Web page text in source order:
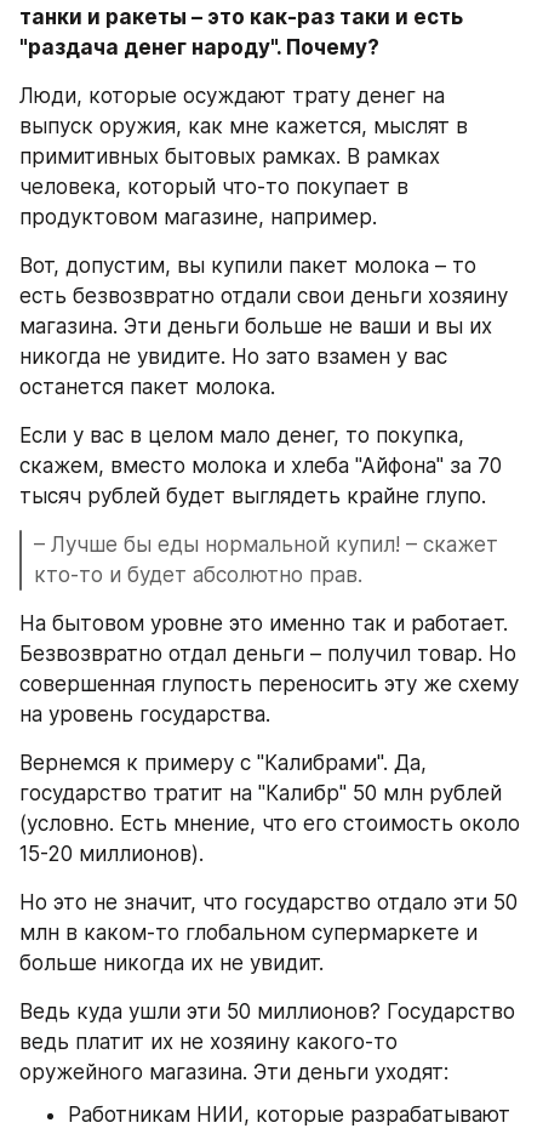
танки и ракеты – это как-раз таки и есть
"раздача денег народу". Почему?
Люди, которые осуждают трату денег на
выпуск оружия, как мне кажется, мыслят в
примитивных бытовых рамках. В рамках
человека, который что-то покупает в
продуктовом магазине, например.
Вот, допустим, вы купили пакет молока – то
есть безвозвратно отдали свои деньги хозяину
магазина. Эти деньги больше не ваши и вы их
никогда не увидите. Но зато взамен у вас
останется пакет молока.
Если у вас в целом мало денег, то покупка,
скажем, вместо молока и хлеба "Айфона" за 70
тысяч рублей будет выглядеть крайне глупо.
– Лучше бы еды нормальной купил! – скажет
кто-то и будет абсолютно прав.
На бытовом уровне это именно так и работает.
Безвозвратно отдал деньги – получил товар. Но
совершенная глупость переносить эту же схему
на уровень государства.
Вернемся к примеру с "Калибрами". Да,
государство тратит на "Калибр" 50 млн рублей
(условно. Есть мнение, что его стоимость около
15-20 миллионов).
Но это не значит, что государство отдало эти 50
млн в каком-то глобальном супермаркете и
больше никогда их не увидит.
Ведь куда ушли эти 50 миллионов? Государство
ведь платит их не хозяину какого-то
оружейного магазина. Эти деньги уходят:
Работникам НИИ, которые разрабатывают